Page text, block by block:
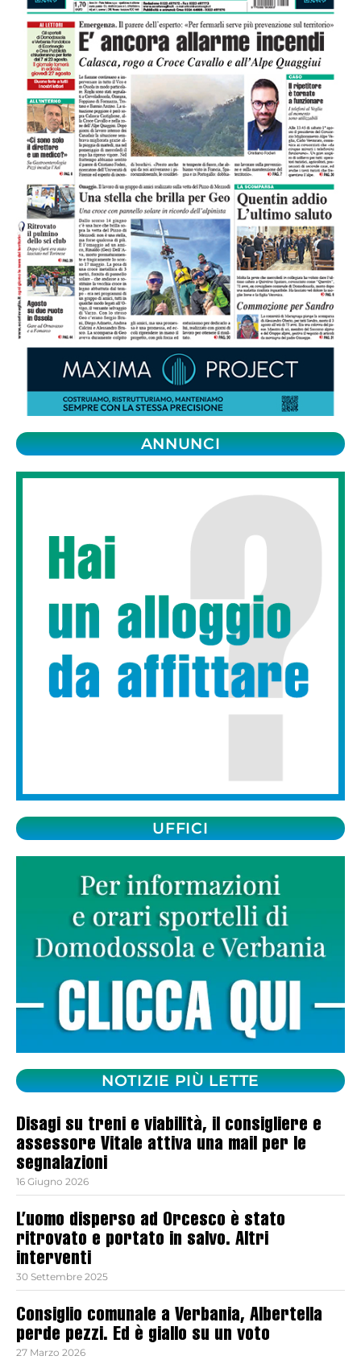
ANNUNCI
UFFICI
NOTIZIE PIÙ LETTE
Disagi su treni e viabilità, il consigliere e
assessore Vitale attiva una mail per le
segnalazioni
16 Giugno 2026
L’uomo disperso ad Orcesco è stato
ritrovato e portato in salvo. Altri
interventi
30 Settembre 2025
Consiglio comunale a Verbania, Albertella
perde pezzi. Ed è giallo su un voto
27 Marzo 2026